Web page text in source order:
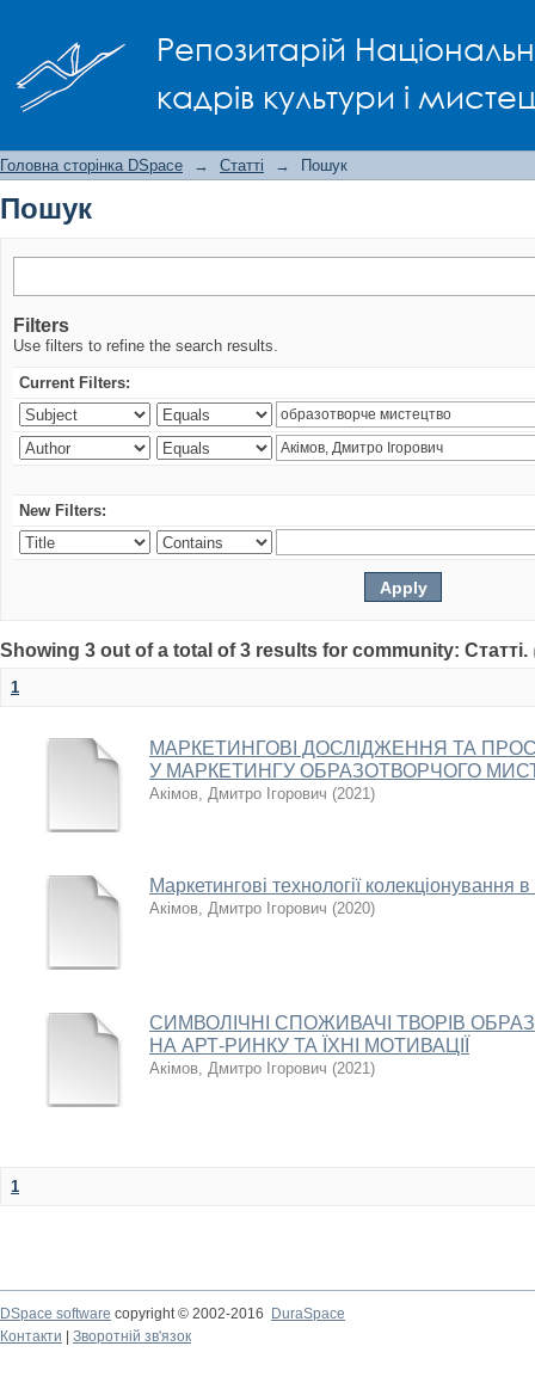
Репозитарій
кадрів культури і
Головна сторінка DSpace → Статті → Пошук
Пошук
Filters
Use filters to refine the search results.
Current Filters:
New Filters:
Showing 3 out of a total of 3 results for community: Статті.
1
МАРКЕТИНГОВІ ДОСЛІДЖЕННЯ ТА
У МАРКЕТИНГУ ОБРАЗОТВОРЧОГО
Акімов, Дмитро Ігорович (2021)
Маркетингові технології колекціонування
Акімов, Дмитро Ігорович (2020)
СИМВОЛІЧНІ СПОЖИВАЧІ ТВОРІВ
НА АРТ-РИНКУ ТА ЇХНІ МОТИВАЦІЇ
Акімов, Дмитро Ігорович (2021)
1
DSpace software copyright © 2002-2016
DuraSpace
Контакти
Зворотній зв'язок